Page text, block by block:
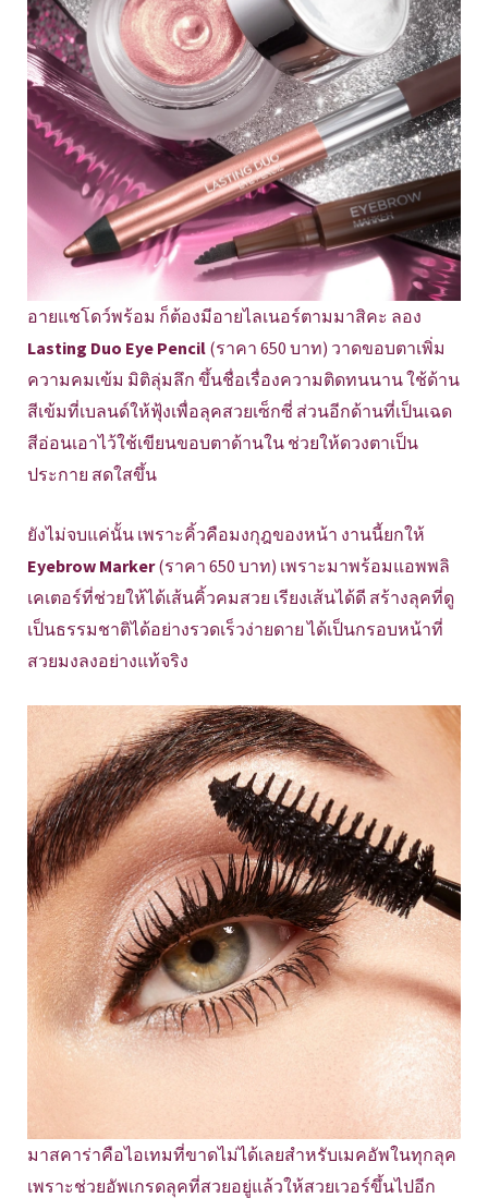
อายแชโดว์พร้อม ก็ต้องมีอายไลเนอร์ตามมาสิคะ ลอง
Lasting Duo Eye Pencil (ราคา 650 บาท) วาดขอบตาเพิ่ม
ความคมเข้ม มิติลุ่มลึก ขึ้นชื่อเรื่องความติดทนนาน ใช้ด้าน
สีเข้มที่เบลนด์ให้ฟุ้งเพื่อลุคสวยเซ็กซี่ ส่วนอีกด้านที่เป็นเฉด
สีอ่อนเอาไว้ใช้เขียนขอบตาด้านใน ช่วยให้ดวงตาเป็น
ประกาย สดใสขึ้น
ยังไม่จบแค่นั้น เพราะคิ้วคือมงกุฎของหน้า งานนี้ยกให้
Eyebrow Marker(ราคา 650 บาท) เพราะมาพร้อมแอพพลิ
เคเตอร์ที่ช่วยให้ได้เส้นคิ้วคมสวย เรียงเส้นได้ดี สร้างลุคที่ดู
เป็นธรรมชาติได้อย่างรวดเร็วง่ายดาย ได้เป็นกรอบหน้าที่
สวยมงลงอย่างแท้จริง
มาสคาร่าคือไอเทมที่ขาดไม่ได้เลยสำหรับเมคอัพในทุกลุค
เพราะช่วยอัพเกรดลุคที่สวยอยู่แล้วให้สวยเวอร์ขึ้นไปอีก